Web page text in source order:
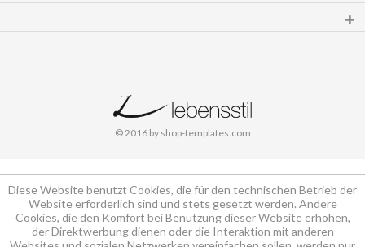
© 2016 by shop-templates.com
Diese Website benutzt Cookies, die für den technischen Betrieb der
Website erforderlich sind und stets gesetzt werden. Andere
Cookies, die den Komfort bei Benutzung dieser Website erhöhen,
der Direktwerbung dienen oder die Interaktion mit anderen